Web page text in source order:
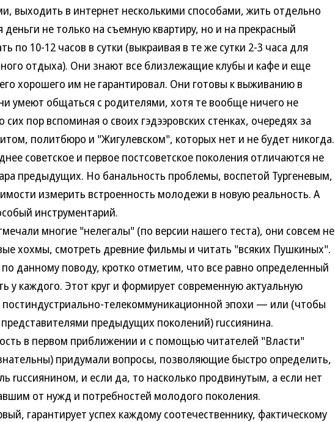
выходить в интернет несколькими способами, жить отдельно
не только на съемную квартиру, но и на прекрасный
по 10-12 часов в сутки (выкраивая в те же сутки 2-3 часа для
отдыха). Они знают все близлежащие клубы и кафе и еще
хорошего им не гарантировал. Они готовы к выживанию в
умеют общаться с родителями, хотя те вообще ничего не
пор вспоминая о своих гэдээровских стенках, очередях за
политбюро и "Жигулевском", которых нет и не будет никогда.
советское и первое постсоветское поколения отличаются не
предыдущих. Но банальность проблемы, воспетой Тургеневым,
измерить встроенность молодежи в новую реальность. А
инструментарий.
многие "нелегалы" (по версии нашего теста), они совсем не
хохмы, смотреть древние фильмы и читать "всяких Пушкиных".
по данному поводу, кротко отметим, что все равно определенный
у каждого. Этот круг и формирует современную актуальную
постиндустриально-телекоммуникационной эпохи — или (чтобы
предыдущих поколений) ruссиянина.
в первом приближении и с помощью читателей "Власти"
придумали вопросы, позволяющие быстро определить,
ruссиянином, и если да, то насколько продвинутым, а если нет
от нужд и потребностей молодого поколения.
гарантирует успех каждому соотечественнику, фактическому